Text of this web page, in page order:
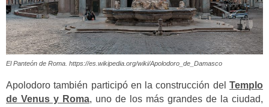
El Panteón de Roma. https://es.wikipedia.org/wiki/Apolodoro_de_Damasco
Apolodoro también participó en la construcción del Templo
de Venus y Roma, uno de los más grandes de la ciudad,